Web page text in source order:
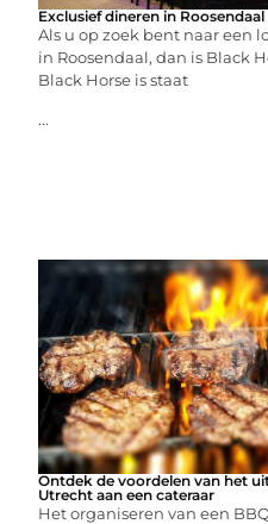
Exclusief dineren in Roosendaal
Als u op zoek bent naar een
in Roosendaal, dan is Black
Black Horse is staat
...
Ontdek de voordelen van het
Utrecht aan een cateraar
Het organiseren van een